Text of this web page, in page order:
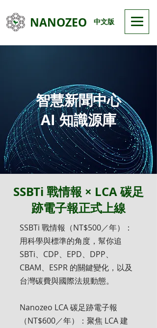
NANOZEO 中文版
智慧新聞中心
AI 知識源庫
SSBTi 戰情報 × LCA 碳足
跡電子報正式上線
SSBTi 戰情報（NT$500／年）：
用科學與標準的角度，幫你追
SBTi、CDP、EPD、DPP、
CBAM、ESPR 的關鍵變化，以及
台灣碳費與國際法規動態。
Nanozeo LCA 碳足跡電子報
（NT$600／年）：聚焦 LCA 建